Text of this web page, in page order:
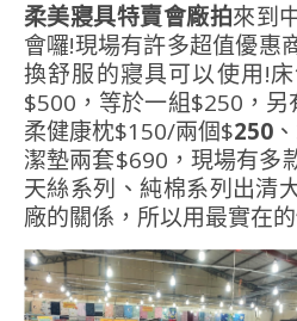
柔美寢具特賣會廠拍來到
會囉!現場有許多超值優惠
換舒服的寢具可以使用!
$500，等於一組$250，另
柔健康枕$150/兩個$250
潔墊兩套$690，現場有多
天絲系列、純棉系列出清
廠的關係，所以用最實在